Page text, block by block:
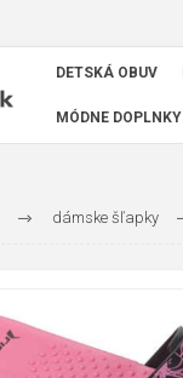
DETSKÁ OBUV
MÓDNE DOPLNKY
dámske šľapky